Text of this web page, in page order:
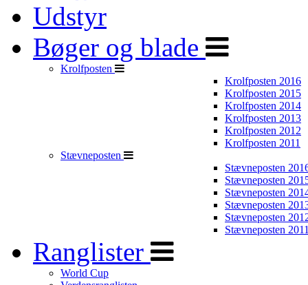
Udstyr
Bøger og blade
Krolfposten
Krolfposten 2016
Krolfposten 2015
Krolfposten 2014
Krolfposten 2013
Krolfposten 2012
Krolfposten 2011
Stævneposten
Stævneposten
Stævneposten
Stævneposten
Stævneposten
Stævneposten
Stævneposten
Ranglister
World Cup